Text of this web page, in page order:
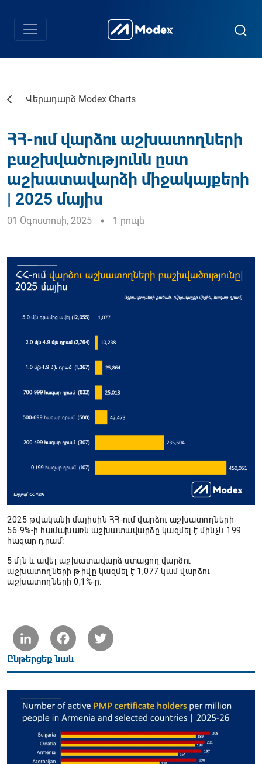
Վերադարձ Modex Charts
ՀՀ-ում վարձու աշխատողների
բաշխվածությունն ըստ
աշխատավարձի միջակայքերի
| 2025 մայիս
01 Օգոստոսի, 2025 1 րոպե
2025 թվականի մայիսին ՀՀ-ում վարձու աշխատողների
56.9%-ի համախառն աշխատավարձը կազմել է մինչև 199
հազար դրամ:
5 մլն և ավել աշխատավարձ ստացող վարձու
աշխատողների թիվը կազմել է 1,077 կամ վարձու
աշխատողների 0,1%-ը։
LinkedIn Facebook
Ընթերցեք նաև